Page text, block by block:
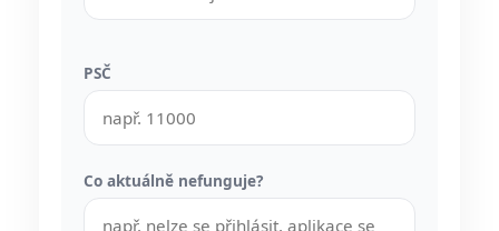
PSČ
Co aktuálně nefunguje?